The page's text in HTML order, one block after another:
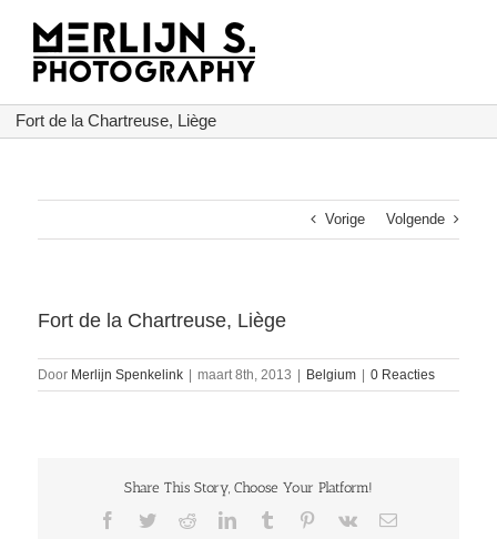
inhoud
Fort de la Chartreuse, Liège
Vorige Volgende
Fort de la Chartreuse, Liège
Door Merlijn Spenkelink maart 8th, 2013 Belgium 0 Reacties
Share This Story, Choose Your Platform!
Facebook
TwitterRedditLinkedInTumblr Pinterest
Vk
E-